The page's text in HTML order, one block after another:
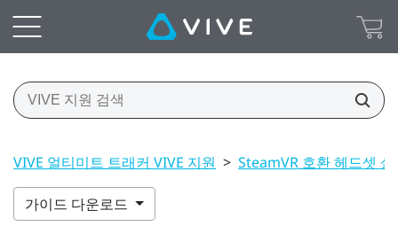
VIVE 얼티미트 트래커 VIVE 지원 > SteamVR 호환 헤드셋 설
가이드 다운로드